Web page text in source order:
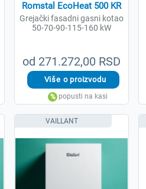
od 271.272,00 RSD
Romstal EcoHeat 500 KR
Grejački fasadni gasni kotao
50-70-90-115-160 kW
VAILLANT